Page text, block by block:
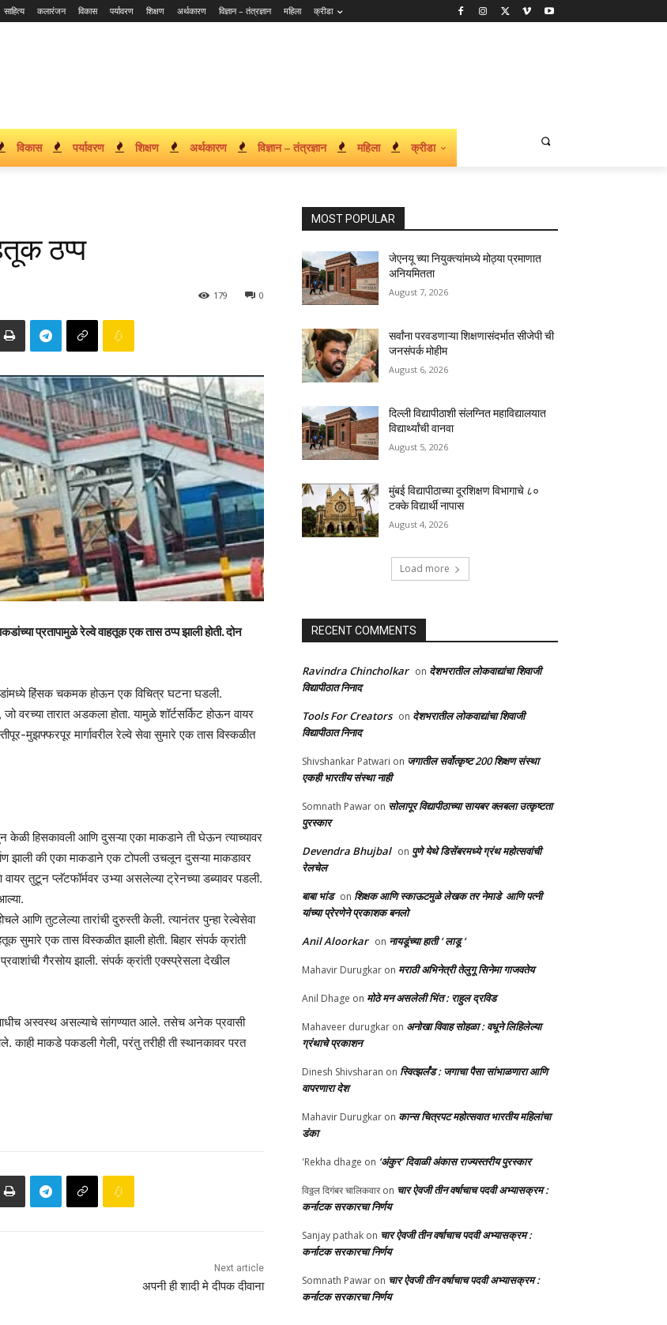
साहित्य कलारंजन विकास पर्यावरण शिक्षण अर्थकारण विज्ञान – तंत्रज्ञान महिला क्रीडा
विकास पर्यावरण शिक्षण अर्थकारण विज्ञान – तंत्रज्ञान महिला क्रीडा
ठप्प
0
179
प्रतापामुळे रेल्वे वाहतूक एक तास ठप्प झाली होती. दोन
हिंसक चकमक होऊन एक विचित्र घटना घडली.
वरच्या तारात अडकला होता. यामुळे शॉर्टसर्किट होऊन वायर
मुझफ्फरपूर मार्गावरील रेल्वे सेवा सुमारे एक तास विस्कळीत
केळी हिसकावली आणि दुसऱ्या एका माकडाने ती घेऊन त्याच्यावर
झाली की एका माकडाने एक टोपली उचलून दुसऱ्या माकडावर
तुटून प्लॅटफॉर्मवर उभ्या असलेल्या ट्रेनच्या डब्यावर पडली.
आणि तुटलेल्या तारांची दुरुस्ती केली. त्यानंतर पुन्हा रेल्वेसेवा
सुमारे एक तास विस्कळीत झाली होती. बिहार संपर्क क्रांती
गैरसोय झाली. संपर्क क्रांती एक्स्प्रेसला देखील
आधीच अस्वस्थ असल्याचे सांगण्यात आले. तसेच अनेक प्रवासी
काही माकडे पकडली गेली, परंतु तरीही ती स्थानकावर परत
Next article
अपनी ही शादी मे दीपक दीवाना
MOST POPULAR
जेएनयू च्या नियुक्त्यांमध्ये मोठ्या प्रमाणात
अनियमितता
August 7, 2026
सर्वांना परवडणाऱ्या शिक्षणासंदर्भात सीजेपी ची
जनसंपर्क मोहीम
August 6, 2026
दिल्ली विद्यापीठाशी संलग्नित महाविद्यालयात
विद्यार्थ्यांची वानवा
August 5, 2026
मुंबई विद्यापीठाच्या दूरशिक्षण विभागाचे ८०
टक्के विद्यार्थी नापास
August 4, 2026
Load more
RECENT COMMENTS
Ravindra Chincholkar on देशभरातील लोकवाद्यांचा शिवाजी
विद्यापीठात निनाद
Tools For Creators on देशभरातील लोकवाद्यांचा शिवाजी
विद्यापीठात निनाद
Shivshankar Patwari on जगातील सर्वोत्कृष्ट 200 शिक्षण संस्था
एकही भारतीय संस्था नाही
Somnath Pawar on सोलापूर विद्यापीठाच्या सायबर क्लबला उत्कृष्टता
पुरस्कार
Devendra Bhujbal on पुणे येथे डिसेंबरमध्ये ग्रंथ महोत्सवांची
रेलचेल
बाबा भांड on शिक्षक आणि स्काऊटमुळे लेखक तर नेमाडे आणि पत्नी
यांच्या प्रेरणेने प्रकाशक बनलो
Anil Aloorkar on नायडूंच्या हाती ‘ लाडू ‘
Mahavir Durugkar on मराठी अभिनेत्री तेलुगू सिनेमा गाजवतेय
Anil Dhage on मोठे मन असलेली भिंत : राहुल द्रविड
Mahaveer durugkar on अनोखा विवाह सोहळा : वधूने लिहिलेल्या
ग्रंथाचे प्रकाशन
Dinesh Shivsharan on स्वित्झर्लंड : जगाचा पैसा सांभाळणारा आणि
वापरणारा देश
Mahavir Durugkar on कान्स चित्रपट महोत्सवात भारतीय महिलांचा
डंका
'Rekha dhage on ‘अंकुर’ दिवाळी अंकास राज्यस्तरीय पुरस्कार
विठ्ठल दिगंबर चालिकवारon चार ऐवजी तीन वर्षाचाच पदवी अभ्यासक्रम :
कर्नाटक सरकारचा निर्णय
Sanjay pathak on चार ऐवजी तीन वर्षाचाच पदवी अभ्यासक्रम :
कर्नाटक सरकारचा निर्णय
Somnath Pawar on चार ऐवजी तीन वर्षाचाच पदवी अभ्यासक्रम :
कर्नाटक सरकारचा निर्णय